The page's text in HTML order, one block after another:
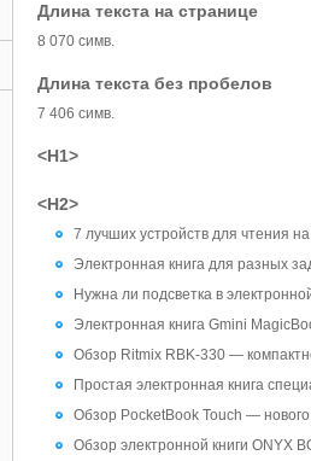
Длина текста на странице
8 070 симв.
Длина текста без пробелов
7 406 симв.
<H1>
<H2>
7 лучших устройств для чтения
Электронная книга для разных
Нужна ли подсветка в
Электронная книга Gmini
Обзор Ritmix RBK-330 —
Простая электронная книга
Обзор PocketBook Touch —
Обзор электронной книги ONYX